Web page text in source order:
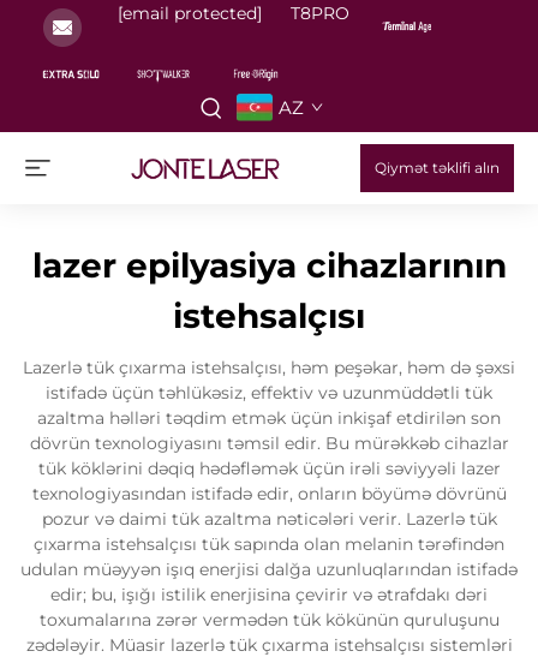
[email protected] T8PRO
AZ
Qiymət təklifi alın
lazer epilyasiya cihazlarının
istehsalçısı
Lazerlə tük çıxarma istehsalçısı, həm peşəkar, həm də şəxsi
istifadə üçün təhlükəsiz, effektiv və uzunmüddətli tük
azaltma həlləri təqdim etmək üçün inkişaf etdirilən son
dövrün texnologiyasını təmsil edir. Bu mürəkkəb cihazlar
tük köklərini dəqiq hədəfləmək üçün irəli səviyyəli lazer
texnologiyasından istifadə edir, onların böyümə dövrünü
pozur və daimi tük azaltma nəticələri verir. Lazerlə tük
çıxarma istehsalçısı tük sapında olan melanin tərəfindən
udulan müəyyən işıq enerjisi dalğa uzunluqlarından istifadə
edir; bu, işığı istilik enerjisina çevirir və ətrafdakı dəri
toxumalarına zərər vermədən tük kökünün quruluşunu
zədələyir. Müasir lazerlə tük çıxarma istehsalçısı sistemləri